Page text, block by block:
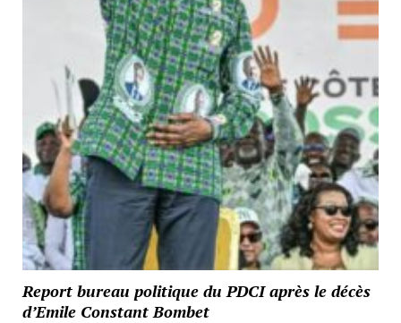
Report bureau politique du PDCI après le décès
d’Emile Constant Bombet